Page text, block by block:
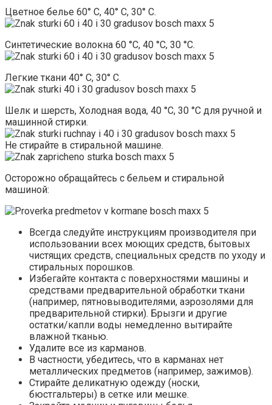
Цветное белье 60° C, 40° C, 30° C.
Синтетические волокна 60 °C, 40 °C, 30 °C.
Легкие ткани 40° C, 30° C.
Шелк и шерсть, Холодная вода, 40 °C, 30 °C для ручной и
машинной стирки.
Не стирайте в стиральной машине.
Осторожно обращайтесь с бельем и стиральной
машиной:
Всегда следуйте инструкциям производителя при
использовании всех моющих средств, бытовых
чистящих средств, специальных средств по уходу и
стиральных порошков.
Избегайте контакта с поверхностями машины и
средствами предварительной обработки ткани
(например, пятновыводителями, аэрозолями для
предварительной стирки). Брызги и другие
остатки/капли воды немедленно вытирайте
влажной тканью.
Удалите все из карманов.
В частности, убедитесь, что в карманах нет
металлических предметов (например, зажимов).
Стирайте деликатную одежду (носки,
бюстгальтеры) в сетке или мешке.